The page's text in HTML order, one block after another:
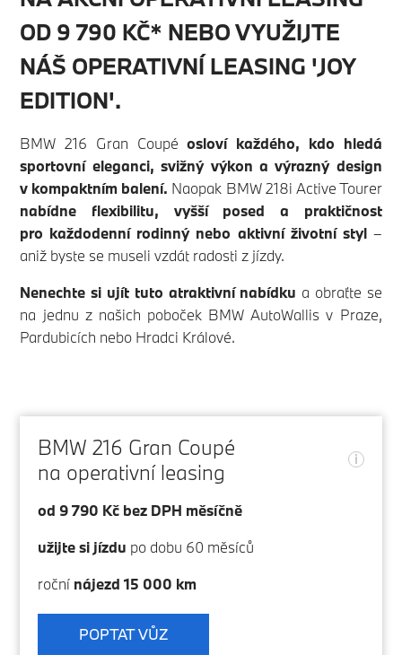
9
7
8
OD 9 790 KČ* NEBO VYUŽIJTE
NÁŠ OPERATIVNÍ LEASING 'JOY
EDITION'.
BMW 216 Gran Coupéosloví každého, kdo hledá
sportovní eleganci, svižný výkon a výrazný design
v kompaktním balení. Naopak BMW 218i Active Tourer
nabídne flexibilitu, vyšší posed a praktičnost
pro každodenní rodinný nebo aktivní životní styl–
aniž byste se museli vzdát radosti z jízdy.
Nenechte si ujít tuto atraktivní nabídku a obraťte se
na jednu z našich poboček BMW AutoWallis v Praze,
Pardubicích nebo Hradci Králové.
BMW 216 Gran Coupé
na operativní leasing
i
od 9 790 Kč bez DPH měsíčně
užijte si jízdu po dobu 60 měsíců
roční nájezd 15 000 km
POPTAT VŮZ